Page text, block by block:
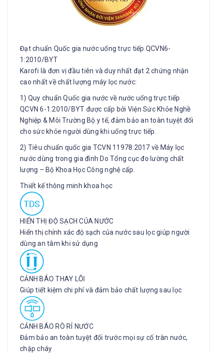
Đạt chuẩn Quốc gia nước uống trực tiếp QCVN6-
1:2010/BYT
Karofi là đơn vị đầu tiên và duy nhất đạt 2 chứng nhận
cao nhất về chất lượng máy lọc nước:
1) Quy chuẩn Quốc gia nước về nước uống trực tiếp
QCVN 6-1:2010/BYT được cấp bởi Viện Sức Khỏe Nghề
Nghiệp & Môi Trường Bộ y tế, đảm bảo an toàn tuyệt đối
cho sức khỏe người dùng khi uống trực tiếp.
2) Tiêu chuẩn quốc gia TCVN 11978:2017 về Máy lọc
nước dùng trong gia đình Do Tổng cục đo lường chất
lượng – Bộ Khoa Học Công nghệ cấp.
Thiết kế thông minh khoa học
HIỂN THỊ ĐỘ SẠCH CỦA NƯỚC
Hiển thị chính xác độ sạch của nước sau lọc giúp người
dùng an tâm khi sử dụng
CẢNH BÁO THAY LÕI
Giúp tiết kiệm chi phí và đảm bảo chất lượng sau lọc
CẢNH BÁO RÒ RỈ NƯỚC
Đảm bảo an toàn tuyệt đối trước mọi sự cố tràn nước,
chập cháy